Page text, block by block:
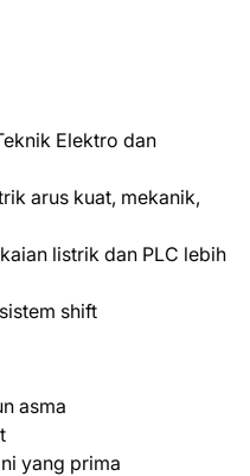
Elektro dan
arus kuat, mekanik,
listrik dan PLC lebih
shift
asma
yang prima